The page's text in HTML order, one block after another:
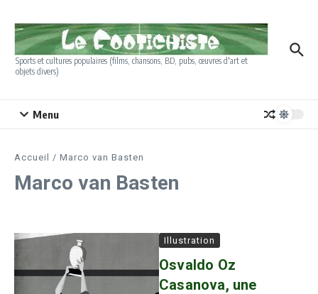
Sports et cultures populaires (films, chansons, BD, pubs, œuvres d'art et
objets divers)
Menu
Accueil / Marco van Basten
Marco van Basten
Illustration
Osvaldo Oz
Casanova, une